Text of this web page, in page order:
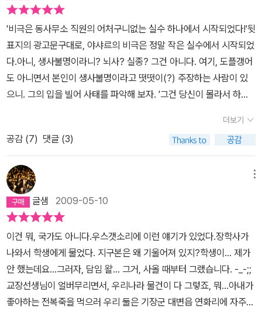
으로는 공무원과 관청을 모욕하는 행위는 국가모독죄로 성립되어 교
도소에 들어온 이유가밝혀지는 부분에서 자연스럽게 나라는 인간의
경우와 비교되어져버린다.야샤르의 재판이 결국 단독범죄에 의한 우
발적인 범죄로 징역형으로 끝났다지만..지금까지의 나라면 무기징역
을 살고도 남을 짓을 해댔으니까....상당히 불친절한 사협회 여직원에
게 서류를 집어 던져 기어코 책임자 나오게 했던 일....생트집 잡았던
기게 만든 일...협의 갔던 시청 공무원과 삿대실하면서 싸웠던 일...구
청 민원실 고압적인 공무원에게 말도 안되는 협박으로 으르렁거렸던
것....(뒤가 구린게 많은지 이 말도 안되는 협박이 통했다.)..800원 냈
다고 차까지 세워놓고 박박 우기는 버스기사양반, 운수회사에 전화걸
어 교육 똑바로 시키라고 욕을 바가지로 퍼부었던 일...풍자와 비판의
식이 가득하다는 건 인정하겠지만, 읽는내내 짜증만땅이였던 것도 역
시 부정할 수 없는 사실이였다. 뱀꼬리 : 절제절명의 순간 도주를 하다
꼭 자빠지는 캐릭터....난 이런 종류의 캐릭터가 제일 짜증난다..!!..이
런 빌어먹을 세상~!
본엔 '참 진'자가 기록되어 있었고, 동사무소에 문의를 해보니 호적상
이름으로 다시 신청서를 제출하든지, 호적등본을 정정하라는 것이다.
전산화가 이루어진 지금은 어떤지 몰라도 당시엔 정정신청을 위해 호
적지까지 가야 했다. 나야 고등학생이고 부모님 두 분 다 가게를 비우
기 어려운지라 차일피일하다가 족보에도 안 오른 이름이니 그냥
'진'으로 이름을 바꿔 신청하자는 얘기까지 나왔고, 난 그 말이 너무
서럽게 여겨져 방문 걸어잠그고 대성통곡을 했었다. 결국 아버지
가 짬을 내 서울에서 대구까지 내려갔더랬는데, 무슨 서류가 하나 누
다. 호적정정이 완료된 후에서야 다시 주민등록증을 신청해야 했기에
결국은 해를 넘겨서야 주민등록증을 받을 수 있었는데, 그땐 이미 한
해 일찍 학교를 들어온 몇몇을 제외하곤 모두 주민등록증이 나온 뒤
라 뻐길 상대가 없어 몹시 억울해 했던 기억이 난다.90년대 초반
엔 어머니를 잡으러 새벽같이 집으로 형사가 들이닥쳤던 사건도 있었
다. 어머니가 사기 전과가 10개도 더 달린 수배자라는 것이다. 제대로
신발 신을 새도 없이 다짜고짜 연행하려고하는 형사에게 어머니는 노
발대발하여 '그래, 경찰서에 가서 따져보자. 만약 내가 니들이 찾는 정
영자 아니면 다들 내 손에 옷 벗을 줄 알아라' 고래고래 소리 질러가며
'비극은 동사무소 직원의 어처구니없는 실수 하나에서 시작되었다!'뒷
표지의 광고문구대로, 야샤르의 비극은 정말 작은 실수에서 시작되었
다.아니, 생사불명이라니? 뇌사? 실종? 그건 아니다. 여기, 도플갱어
도 아니면서 본인이 생사불명이라고 떳떳이(?) 주장하는 사람이 있
으니. 그의 입을 빌어 사태를 파악해 보자. '그건 당신이 몰라서 하는
고, 자신들이 아쉬우면 '넌 살아 있어'라고 한다니까요. 학교에 가려고
하니까 '넌 죽었어'라고 했고, 세금을 징수할 때는 '넌 살아 있어'라고
했어요. 소송을 걸면 죽은 사람이 어떻게 소송을 거느냐고 했고, 정신
병원에 가둘 때는 전 멀쩡히 살아 있는 사람이었습니다. 그러니 지금
제가 스파이와 친하게 지내는 게 알려지면 절 살아 있는 사람으로 취
급하고 즉각 교수형에 처할 게 뻔하다고요.'오호라 통제라.....듣기만
해도 억울한데, 당한 자는 오죽할꼬. 나 어려서부터 <호적에 빨간 줄
>을 두려워 하는 어른들의 말을 종종 듣고 살았다. 그때야 호랑이가
곶감 무서워 하는 격이지, 그깟 호적에 줄 하나 그어진다고 무슨~ 허
투로 넘겼는데, 아, 생사불명 야샤르의 천일야화스러운 일생 얘기를
듣고 나니 그것이 아니네. 이건 당최, 호적에 빨간글씨로 '사망'이라고
쓰여있으니, 야샤르, 살아있으되 산 목숨이 아니다. 터키를 왜 형제국
더보기
공감 (7) 댓글 (3)
글샘 2009-05-10
이건 뭐, 국가도 아니다.우스갯소리에 이런 얘기가 있었다.장학사가
나와서 학생에게 물었다. 지구본은 왜 기울어져 있지?학생이... 제가
안 했는데요...그러자, 담임 왈... 그거, 사올 때부터 그랬습니다. -_-;;
교장선생님이 얼버무리면서, 우리나라 물건이 다 그렇죠, 뭐...아내가
좋아하는 전복죽을 먹으러 우리 둘은 기장군 대변읍 연화리에 자주